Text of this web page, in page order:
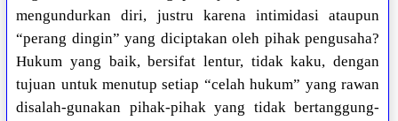
mengundurkan diri, justru karena intimidasi ataupun
“perang dingin” yang diciptakan oleh pihak pengusaha?
Hukum yang baik, bersifat lentur, tidak kaku, dengan
tujuan untuk menutup setiap “celah hukum” yang rawan
disalah-gunakan pihak-pihak yang tidak bertanggung-